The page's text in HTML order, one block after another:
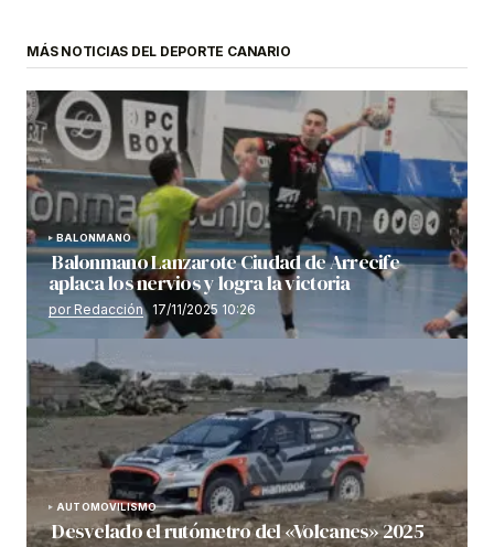
MÁS NOTICIAS DEL DEPORTE CANARIO
BALONMANO
Balonmano Lanzarote Ciudad de Arrecife
aplaca los nervios y logra la victoria
por Redacción 17/11/2025 10:26
AUTOMOVILISMO
Desvelado el rutómetro del «Volcanes» 2025